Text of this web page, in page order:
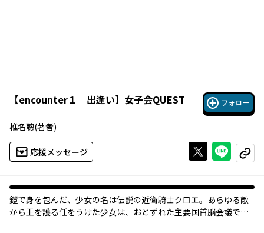
【encounter１ 出逢い】 女子会QUEST フォロー
椎名聰(著者)
応援メッセージ Xで投稿する
ライン
コピー
鎧で身を包んだ、少女の名は伝説の近衛騎士クロエ。あらゆる敵
から王を護る任をうけた少女は、おとずれた主要国首脳会議で予